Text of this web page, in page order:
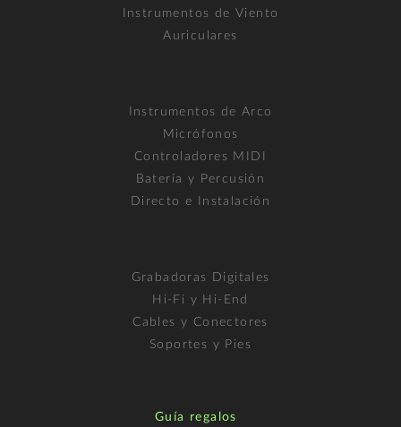
Instrumentos de Viento
Auriculares
Instrumentos de Arco
Micrófonos
Controladores MIDI
Batería y Percusión
Directo e Instalación
Grabadoras Digitales
Hi-Fi y Hi-End
Cables y Conectores
Soportes y Pies
Guía regalos